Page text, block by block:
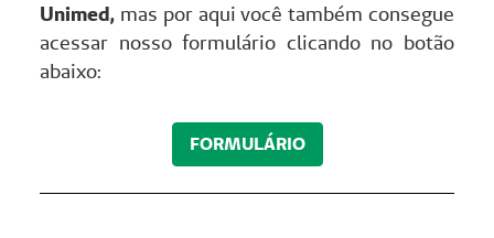
Unimed, mas por aqui você também consegue
acessar nosso formulário clicando no botão
abaixo:
FORMULÁRIO